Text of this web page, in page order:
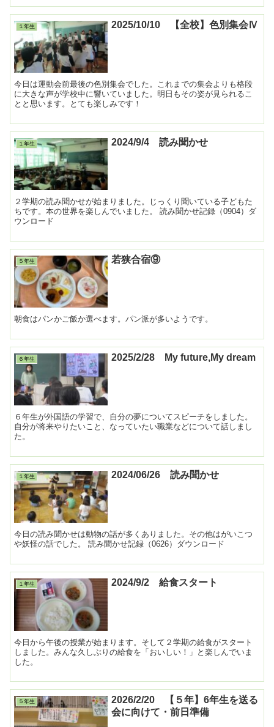
１年生 2025/10/10 【全校】色別集会Ⅳ
今日は運動会前最後の色別集会でした。これまでの集会よりも格段
に大きな声が学校中に響いていました。明日もその姿が見られるこ
とと思います。とても楽しみです！
１年生 2024/9/4 読み聞かせ
２学期の読み聞かせが始まりました。じっくり聞いている子どもた
ちです。本の世界を楽しんでいました。 読み聞かせ記録（0904）ダ
ウンロード
５年生 若狭合宿⑨
朝食はパンかご飯か選べます。パン派が多いようです。
６年生 2025/2/28 My future,My dream
６年生が外国語の学習で、自分の夢についてスピーチをしました。
自分が将来やりたいこと、なっていたい職業などについて話しまし
た。
１年生 2024/06/26 読み聞かせ
今日の読み聞かせは動物の話が多くありました。その他はがいこつ
や妖怪の話でした。 読み聞かせ記録（0626）ダウンロード
１年生 2024/9/2 給食スタート
今日から午後の授業が始まります。そして２学期の給食がスタート
しました。みんな久しぶりの給食を「おいしい！」と楽しんでいま
した。
５年生
2026/2/20 【５年】6年生を送る
会に向けて・前日準備